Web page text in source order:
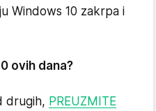
Windows 10 zakrpa i
ovih dana?
drugih, PREUZMITE